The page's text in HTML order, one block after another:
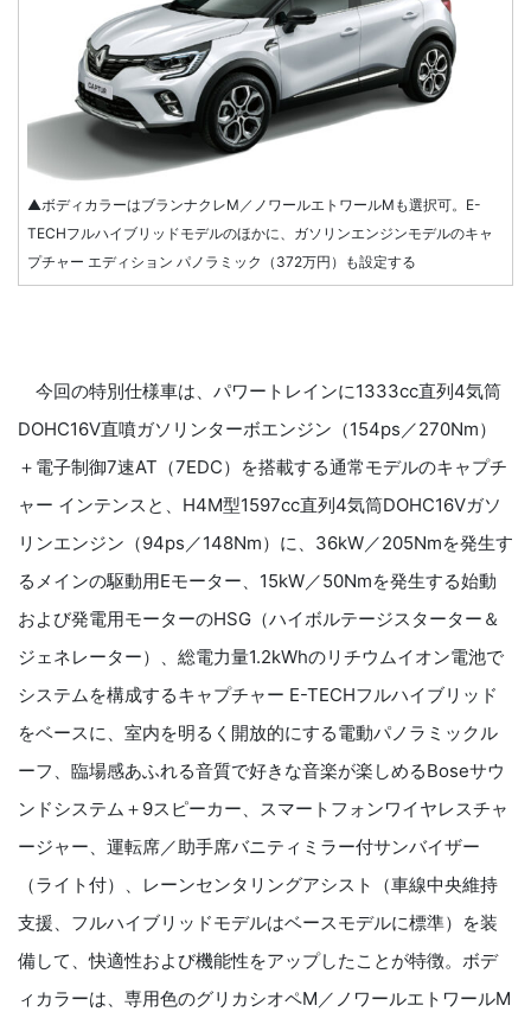
▲ボディカラーはブランナクレM／ノワールエトワールMも選択可。E-
TECHフルハイブリッドモデルのほかに、ガソリンエンジンモデルのキャ
プチャー エディション パノラミック（372万円）も設定する
今回の特別仕様車は、パワートレインに1333cc直列4気筒
DOHC16V直噴ガソリンターボエンジン（154ps／270Nm）
＋電子制御7速AT（7EDC）を搭載する通常モデルのキャプチ
ャー インテンスと、H4M型1597cc直列4気筒DOHC16Vガソ
リンエンジン（94ps／148Nm）に、36kW／205Nmを発生す
るメインの駆動用Eモーター、15kW／50Nmを発生する始動
および発電用モーターのHSG（ハイボルテージスターター＆
ジェネレーター）、総電力量1.2kWhのリチウムイオン電池で
システムを構成するキャプチャー E-TECHフルハイブリッド
をベースに、室内を明るく開放的にする電動パノラミックル
ーフ、臨場感あふれる音質で好きな音楽が楽しめるBoseサウ
ンドシステム＋9スピーカー、スマートフォンワイヤレスチャ
ージャー、運転席／助手席バニティミラー付サンバイザー
（ライト付）、レーンセンタリングアシスト（車線中央維持
支援、フルハイブリッドモデルはベースモデルに標準）を装
備して、快適性および機能性をアップしたことが特徴。ボデ
ィカラーは、専用色のグリカシオペM／ノワールエトワールM